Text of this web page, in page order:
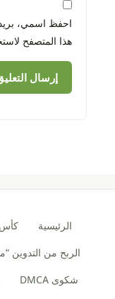
احفظ اسمي،
هذا المتصفح
الرئيسية كأس
الربح من التدوين
شكوى DMCA